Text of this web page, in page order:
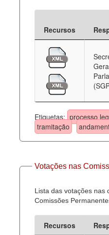
Recursos
Etiquetas: processo
tramitação
Votações nas
Lista das votações nas
Comissões
Recursos